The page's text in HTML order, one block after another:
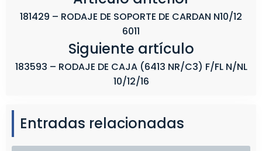
3
181429 – RODAJE DE SOPORTE DE CARDAN N10/12
6011
Siguiente artículo
183593 – RODAJE DE CAJA (6413 NR/C3) F/FL N/NL
10/12/16
Entradas relacionadas